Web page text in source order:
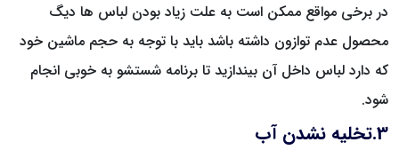
در برخی مواقع ممکن است به علت زیاد بودن لباس ها دیگ
محصول عدم توازون داشته باشد باید با توجه به حجم ماشین خود
که دارد لباس داخل آن بیندازید تا برنامه شستشو به خوبی انجام
شود.
3.تخلیه نشدن آب